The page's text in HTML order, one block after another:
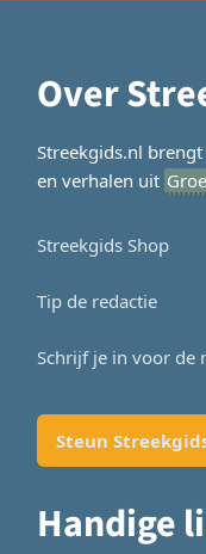
Over
Streekgids.nl
en verhalen uit
Streekgids Shop
Tip de redactie
Schrijf je in voor de
Steun
Handige